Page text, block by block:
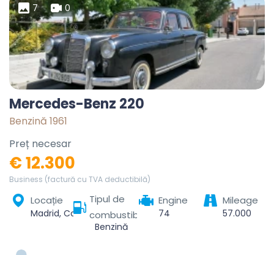
7 0
Mercedes-Benz 220
Benzină 1961
Preț necesar
€ 12.300
Business (factură cu TVA deductibilă)
Locație
Madrid, Community of Madrid, Spain
Tipul de
combustibil
Benzină
Engine
74
Mileage
57.000